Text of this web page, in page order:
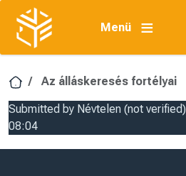
Skip to main content
Menü
Az álláskeresés fortélyai
Submitted by Névtelen (not verified)
08:04